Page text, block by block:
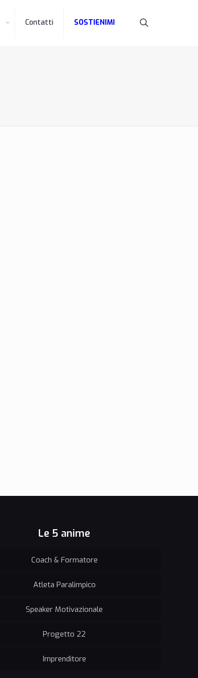
Contatti SOSTIENIMI
Le 5 anime
Coach & Formatore
Atleta Paralimpico
Speaker Motivazionale
Progetto 22
Imprenditore